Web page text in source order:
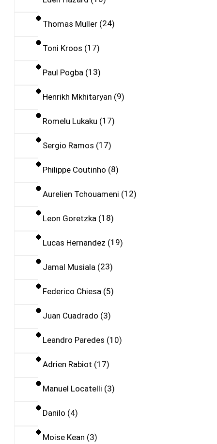
Thomas Muller 24
Toni Kroos 17
Paul Pogba 13
Henrikh Mkhitaryan 9
Romelu Lukaku 17
Sergio Ramos 17
Philippe Coutinho 8
Aurelien Tchouameni 12
Leon Goretzka 18
Lucas Hernandez 19
Jamal Musiala 23
Federico Chiesa 5
Juan Cuadrado 3
Leandro Paredes 10
Adrien Rabiot 17
Manuel Locatelli 3
Danilo 4
Moise Kean 3